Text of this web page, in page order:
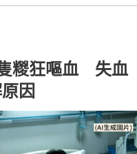
糉狂嘔血 失血
因